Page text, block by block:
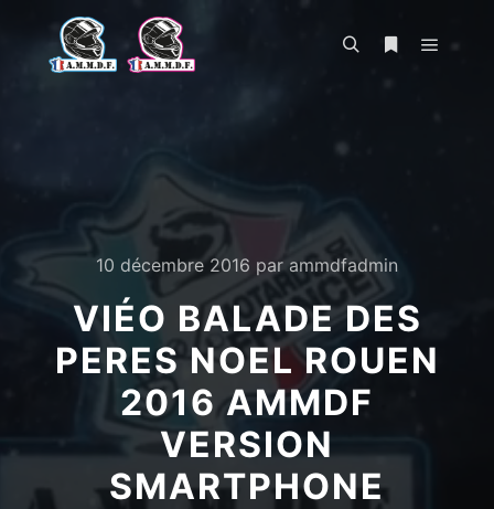
10 décembre 2016 par ammdfadmin
VIÉO BALADE DES
PERES NOEL ROUEN
2016 AMMDF
VERSION
SMARTPHONE